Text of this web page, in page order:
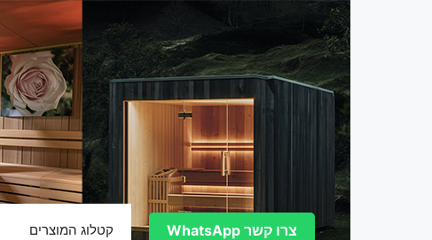
קטלוג המוצרים צרו קשר WhatsApp